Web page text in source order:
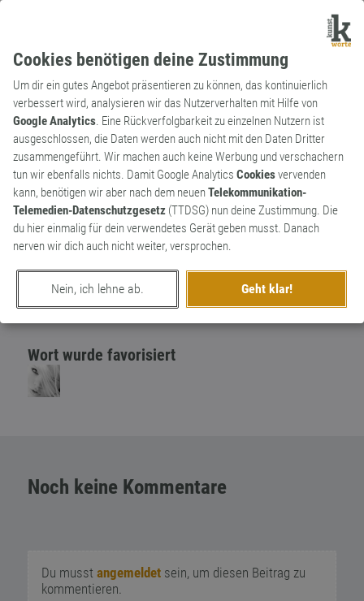
Cookies benötigen deine Zustimmung
Um dir ein gutes Angebot präsentieren zu können, das kontinuierlich
verbessert wird, analysieren wir das Nutzerverhalten mit Hilfe von
Google Analytics. Eine Rückverfolgbarkeit zu einzelnen Nutzern ist
ausgeschlossen, die Daten werden auch nicht mit den Daten Dritter
zusammengeführt. Wir machen auch keine Werbung und verschachern
tun wir ebenfalls nichts. Damit Google Analytics Cookiesvervenden
kann, benötigen wir aber nach dem neuenTelekommunikation-
Telemedien-Datenschutzgesetz (TTDSG) nun deine Zustimmung. Die
du hier einmalig für dein verwendetes Gerät geben musst. Danach
nerven wir dich auch nicht weiter, versprochen.
Nein, ich lehne ab. Geht klar!
Archaismus
Substantiv
Amme
fremde Frau, die an Stelle der Mutter das
Kind stillt und versorgt
0
erschaffen von susanne
am 4. August 2017
Wort wurde favorisiert
Noch keine Kommentare
Du musst angemeldetsein, um diesen Beitrag zu
kommentieren.